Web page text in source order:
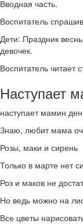
Вводная часть.
Воспитатель
Дети: Праздник
девочек.
Воспитатель читает
Наступает
наступает мамин
Знаю, любит мама
Розы, маки и сирень
Только в марте нет
Роз и маков не
Но ведь можно на
Все цветы